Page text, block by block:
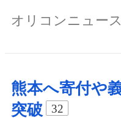
オリコンニュース
熊本へ寄付や
突破
32